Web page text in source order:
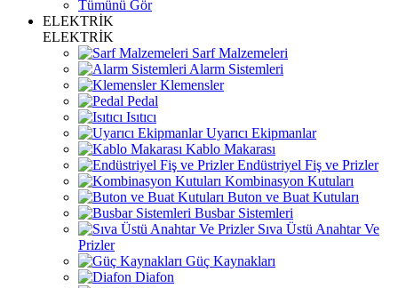
Tümünü Gör
ELEKTRİK
ELEKTRİK
Sarf Malzemeleri
Alarm Sistemleri
Klemensler
Pedal
Isıtıcı
Uyarıcı Ekipmanlar
Kablo Makarası
Endüstriyel Fiş ve Prizler
Kombinasyon Kutuları
Buton ve Buat Kutuları
Busbar Sistemleri
Sıva Üstü Anahtar Ve
Prizler
Güç Kaynakları
Diafon